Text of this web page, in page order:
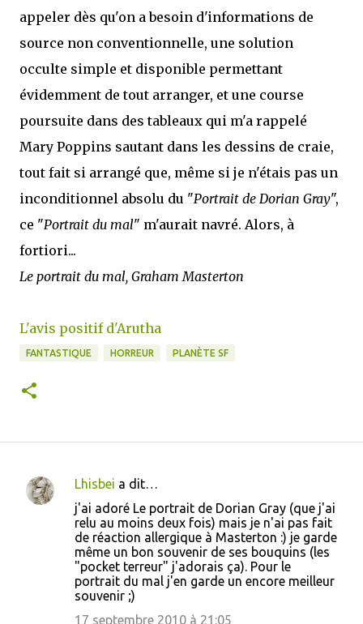
appeler dès qu'on a besoin d'informations de
source non conventionnelle, une solution
occulte simple et disponible permettant
évidemment de tout arranger, et une course
poursuite dans des tableaux qui m'a rappelé
Mary Poppins sautant dans les dessins de craie,
tout fait si arrangé que, même si je n'étais pas un
inconditionnel absolu du "Portrait de Dorian Gray",
ce "Portrait du mal" m'aurait navré. Alors, à
fortiori...
Le portrait du mal, Graham Masterton
L'avis positif d'Arutha
FANTASTIQUE HORREUR PLANÈTE SF
C
Lhisbei a dit…
j'ai adoré Le portrait de Dorian Gray (que j'ai
relu au moins deux fois) mais je n'ai pas fait
de réaction allergique à Masterton :) je garde
même un bon souvenir de ses bouquins (les
"pocket terreur" j'adorais ça). Pour le
portrait du mal j'en garde un encore meilleur
souvenir ;)
17 septembre 2010 à 21:05